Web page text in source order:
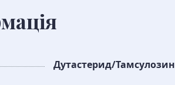
Дутастерид/Тамсулозин